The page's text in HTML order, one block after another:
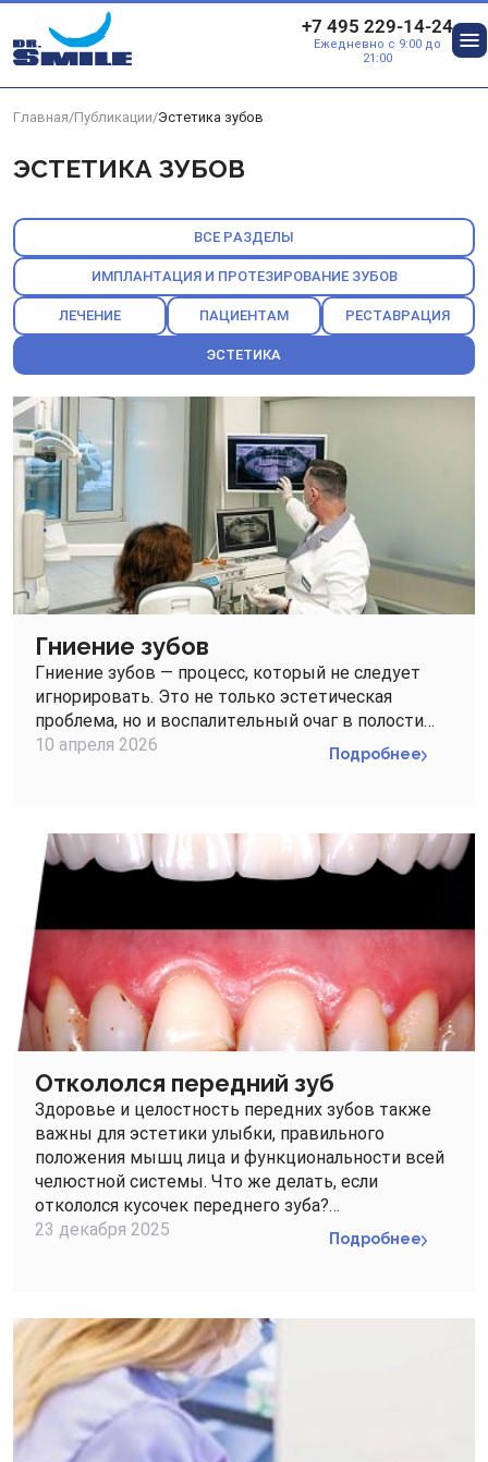
Перейти к основному контенту
+7 495 229-14-24
Ежедневно с 9:00 до
21:00
Главная/Публикации/Эстетика зубов
ЭСТЕТИКА ЗУБОВ
ВСЕ РАЗДЕЛЫ
ИМПЛАНТАЦИЯ И ПРОТЕЗИРОВАНИЕ ЗУБОВ
ЛЕЧЕНИЕ ПАЦИЕНТАМ РЕСТАВРАЦИЯ
ЭСТЕТИКА
Гниение зубов
Гниение зубов — процесс, который не следует
игнорировать. Это не только эстетическая
проблема, но и воспалительный очаг в полости…
10 апреля 2026
Подробнее
Откололся передний зуб
Здоровье и целостность передних зубов также
важны для эстетики улыбки, правильного
положения мышц лица и функциональности всей
челюстной системы. Что же делать, если
откололся кусочек переднего зуба?…
23 декабря 2025
Подробнее